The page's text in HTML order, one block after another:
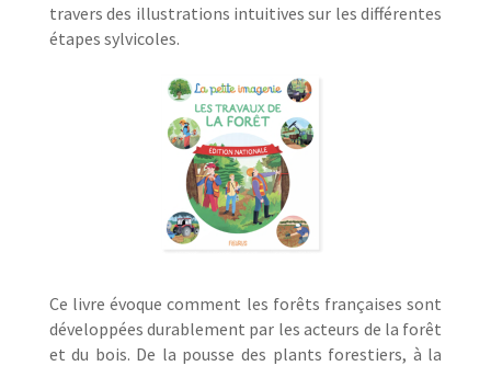
travers des illustrations intuitives sur les différentes
étapes sylvicoles.
Ce livre évoque comment les forêts françaises sont
développées durablement par les acteurs de la forêt
et du bois. De la pousse des plants forestiers, à la